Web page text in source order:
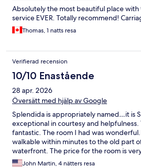
Absolutely the most beautiful place
service EVER. Totally recommend!
Thomas, 1 natts resa
Verifierad recension
10/10 Enastående
28 apr. 2026
Översätt med hjälp av Google
Splendida is appropriately named…it is
exceptional in courtesy and helpfulness.
fantastic. The room I had was
walkable within minutes to the old part
waterfront. The price for the room is
recommend Splendida.
John Martin, 4 nätters resa